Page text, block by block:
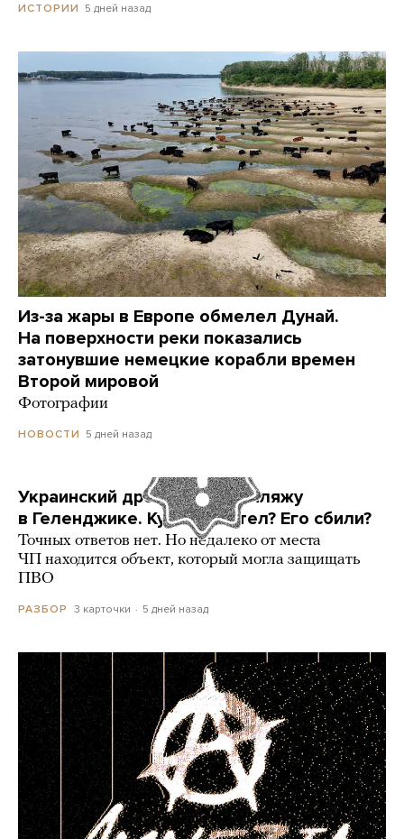
ИСТОРИИ 5 дней назад
Из-за жары в Европе обмелел Дунай.
На поверхности реки показались
затонувшие немецкие корабли времен
Второй мировой
Фотографии
НОВОСТИ 5 дней назад
Украинский дрон попал по пляжу
в Геленджике. Куда он летел? Его сбили?
Точных ответов нет. Но недалеко от места
ЧП находится объект, который могла защищать
ПВО
РАЗБОР 3 карточки 5 дней назад